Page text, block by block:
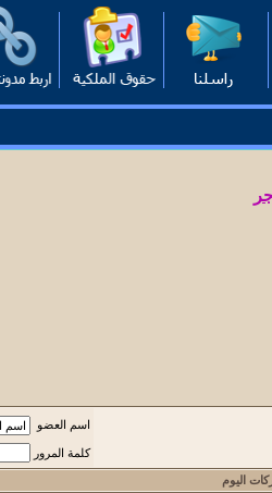
اسم العضو
كلمة المرور
اليوم